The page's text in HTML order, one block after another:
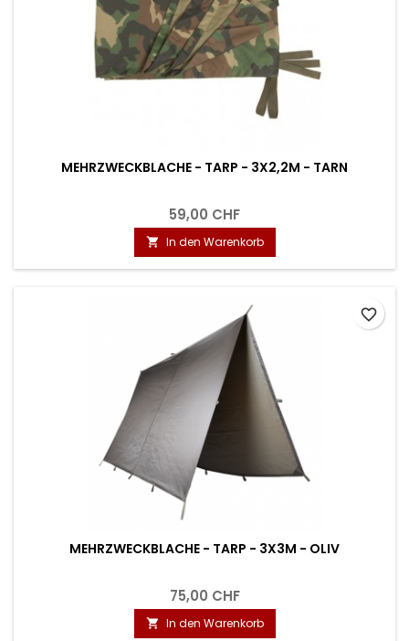
MEHRZWECKBLACHE - TARP - 3X2,2M - TARN
59,00 CHF
 In den Warenkorb
MEHRZWECKBLACHE - TARP - 3X3M - OLIV
75,00 CHF
 In den Warenkorb
favorite_border